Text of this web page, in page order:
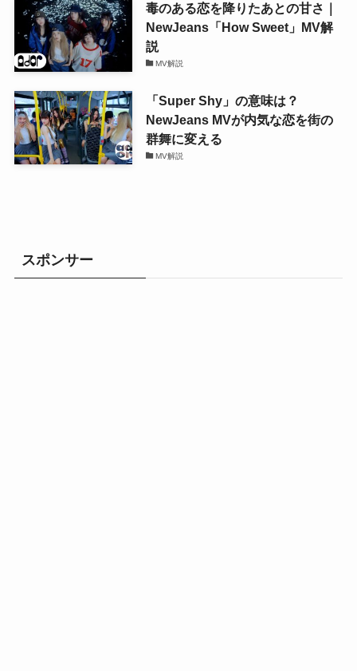
毒のある恋を降りたあとの甘さ｜
NewJeans「How Sweet」MV解
説
MV解説
「Super Shy」の意味は？
NewJeans MVが内気な恋を街の
群舞に変える
MV解説
スポンサー